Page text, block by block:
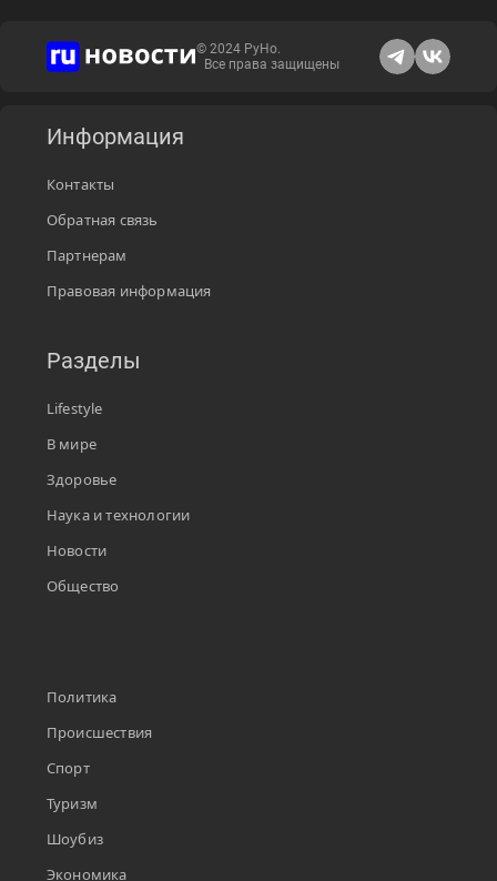
© 2024 РуНо.
Все права защищены
Информация
Контакты
Обратная связь
Партнерам
Правовая информация
Разделы
Lifestyle
В мире
Здоровье
Наука и технологии
Новости
Общество
Политика
Происшествия
Спорт
Туризм
Шоубиз
Экономика